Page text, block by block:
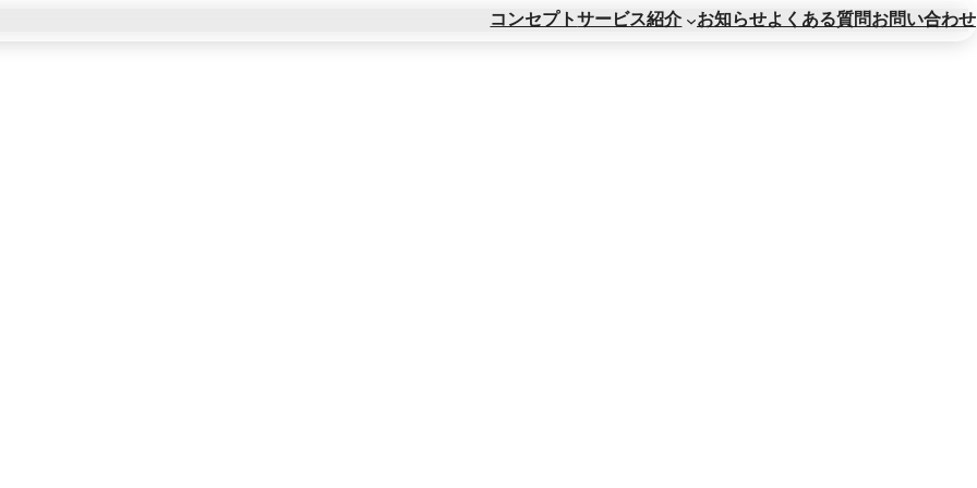
コンセプトサービス紹介 お知らせよくある質問お問い合わせ